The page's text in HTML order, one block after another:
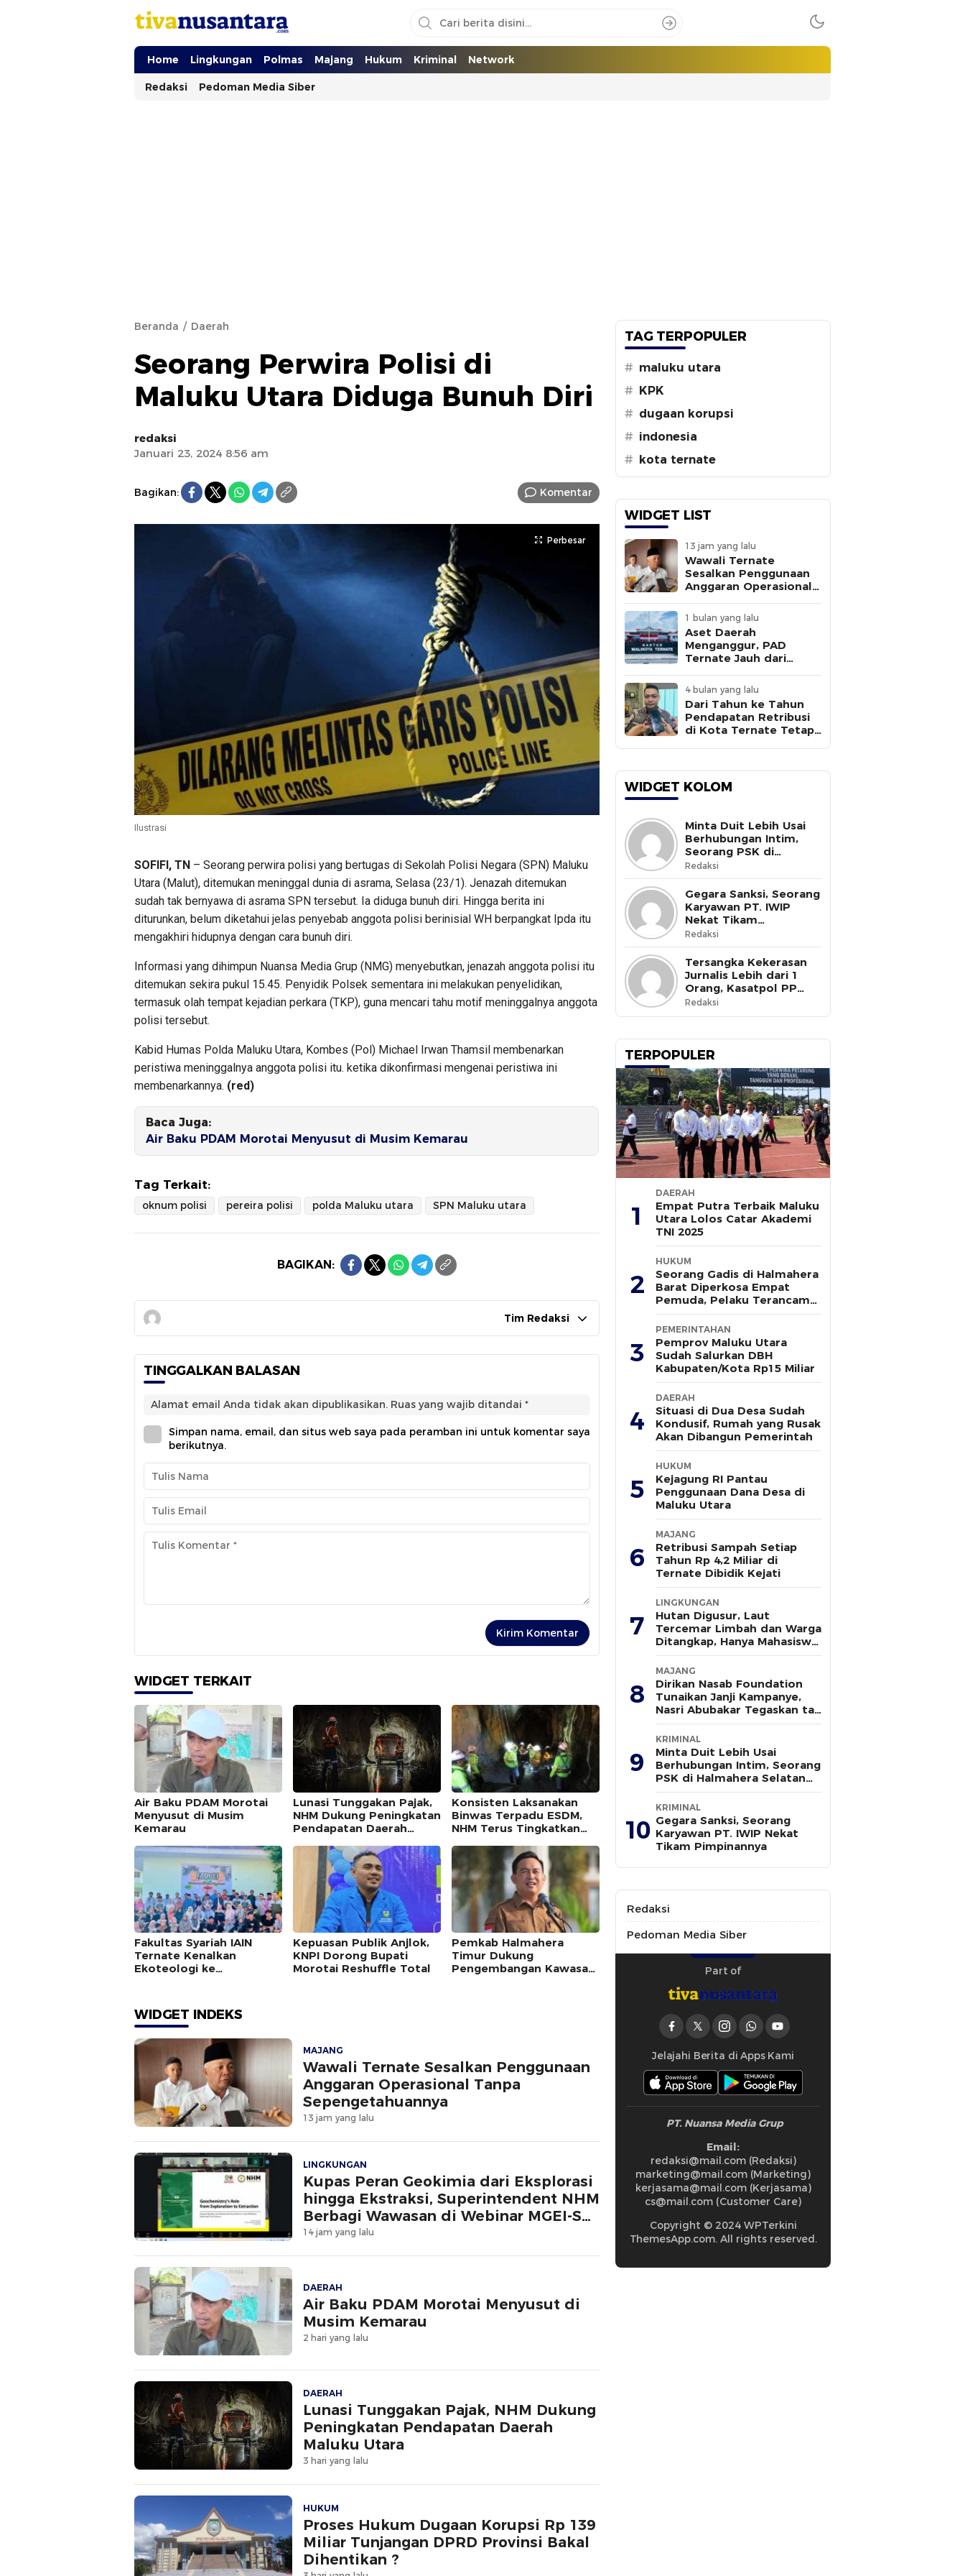
tivanusantara.com
Berita Nusantara
Home Lingkungan Polmas Majang Hukum Kriminal Network
Redaksi Pedoman Media Siber
Beranda Daerah
Seorang Perwira Polisi di
Maluku Utara Diduga Bunuh Diri
redaksi
Januari 23, 2024 8:56 am
Bagikan: Komentar
Perbesar
Ilustrasi
SOFIFI, TN – Seorang perwira polisi yang bertugas di Sekolah Polisi Negara (SPN) Maluku
Utara (Malut), ditemukan meninggal dunia di asrama, Selasa (23/1). Jenazah ditemukan
sudah tak bernyawa di asrama SPN tersebut. Ia diduga bunuh diri. Hingga berita ini
diturunkan, belum diketahui jelas penyebab anggota polisi berinisial WH berpangkat Ipda itu
mengakhiri hidupnya dengan cara bunuh diri.
Informasi yang dihimpun Nuansa Media Grup (NMG) menyebutkan, jenazah anggota polisi itu
ditemukan sekira pukul 15.45. Penyidik Polsek sementara ini melakukan penyelidikan,
termasuk olah tempat kejadian perkara (TKP), guna mencari tahu motif meninggalnya anggota
polisi tersebut.
Kabid Humas Polda Maluku Utara, Kombes (Pol) Michael Irwan Thamsil membenarkan
peristiwa meninggalnya anggota polisi itu. ketika dikonfirmasi mengenai peristiwa ini
membenarkannya. (red)
Baca Juga:
Air Baku PDAM Morotai Menyusut di Musim Kemarau
Tag Terkait:
oknum polisi pereira polisi polda Maluku utara SPN Maluku utara
BAGIKAN:
Tim Redaksi
TINGGALKAN BALASAN
Alamat email Anda tidak akan dipublikasikan. Ruas yang wajib ditandai *
Simpan nama, email, dan situs web saya pada peramban ini untuk komentar saya
berikutnya.
WIDGET TERKAIT
Air Baku PDAM Morotai
Menyusut di Musim
Kemarau
Lunasi Tunggakan Pajak,
NHM Dukung Peningkatan
Pendapatan Daerah
Konsisten Laksanakan
Binwas Terpadu ESDM,
NHM Terus Tingkatkan
Fakultas Syariah IAIN
Ternate Kenalkan
Ekoteologi ke
Baru
Kepuasan Publik Anjlok,
KNPI Dorong Bupati
Morotai Reshuffle Total
Pemkab Halmahera
Timur Dukung
Pengembangan Kawasan
WIDGET INDEKS
MAJANG
Wawali Ternate Sesalkan Penggunaan
Anggaran Operasional Tanpa
Sepengetahuannya
13 jam yang lalu
LINGKUNGAN
Kupas Peran Geokimia dari Eksplorasi
hingga Ekstraksi, Superintendent NHM
Berbagi Wawasan di Webinar MGEI-SC
UNG
14 jam yang lalu
DAERAH
Air Baku PDAM Morotai Menyusut di
Musim Kemarau
2 hari yang lalu
DAERAH
Lunasi Tunggakan Pajak, NHM Dukung
Peningkatan Pendapatan Daerah
Maluku Utara
3 hari yang lalu
HUKUM
Proses Hukum Dugaan Korupsi Rp 139
Miliar Tunjangan DPRD Provinsi Bakal
Dihentikan ?
TAG TERPOPULER
# maluku utara
# KPK
# dugaan korupsi
# indonesia
# kota ternate
WIDGET LIST
13 jam yang lalu
Wawali Ternate
Sesalkan Penggunaan
Anggaran Operasional
Sepengetahuannya
1 bulan yang lalu
Aset Daerah
Menganggur, PAD
Ternate Jauh dari
4 bulan yang lalu
Dari Tahun ke Tahun
Pendapatan Retribusi
di Kota Ternate Tetap
WIDGET KOLOM
Minta Duit Lebih Usai
Berhubungan Intim,
Seorang PSK di
Halmahera Selatan
Tewas Ditusuk
Redaksi
Gegara Sanksi, Seorang
Karyawan PT. IWIP
Nekat Tikam
Pimpinannya
Redaksi
Tersangka Kekerasan
Jurnalis Lebih dari 1
Orang, Kasatpol PP
Ternate Masih Mangkir
Redaksi
TERPOPULER
1
DAERAH
Empat Putra Terbaik Maluku
Utara Lolos Catar Akademi
TNI 2025
2
HUKUM
Seorang Gadis di Halmahera
Barat Diperkosa Empat
Pemuda, Pelaku Terancam
15 Tahun Penjara
3
PEMERINTAHAN
Pemprov Maluku Utara
Sudah Salurkan DBH
Kabupaten/Kota Rp15 Miliar
4
DAERAH
Situasi di Dua Desa Sudah
Kondusif, Rumah yang Rusak
Akan Dibangun Pemerintah
5
HUKUM
Kejagung RI Pantau
Penggunaan Dana Desa di
Maluku Utara
6
MAJANG
Retribusi Sampah Setiap
Tahun Rp 4,2 Miliar di
Ternate Dibidik Kejati
7
LINGKUNGAN
Hutan Digusur, Laut
Tercemar Limbah dan Warga
Ditangkap, Hanya Mahasiswa
yang Bersuara
8
MAJANG
Dirikan Nasab Foundation
Tunaikan Janji Kampanye,
Nasri Abubakar Tegaskan tak
Ada Kepentingan Politik
9
KRIMINAL
Minta Duit Lebih Usai
Berhubungan Intim, Seorang
PSK di Halmahera Selatan
Tewas Ditusuk
10
KRIMINAL
Gegara Sanksi, Seorang
Karyawan PT. IWIP Nekat
Tikam Pimpinannya
Redaksi
Pedoman Media Siber
Part of
Jelajahi Berita di Apps Kami
PT. Nuansa Media Grup
Email:
redaksi@mail.com (Redaksi)
marketing@mail.com (Marketing)
kerjasama@mail.com (Kerjasama)
cs@mail.com (Customer Care)
Copyright © 2024 WPTerkini
ThemesApp.com. All rights reserved.